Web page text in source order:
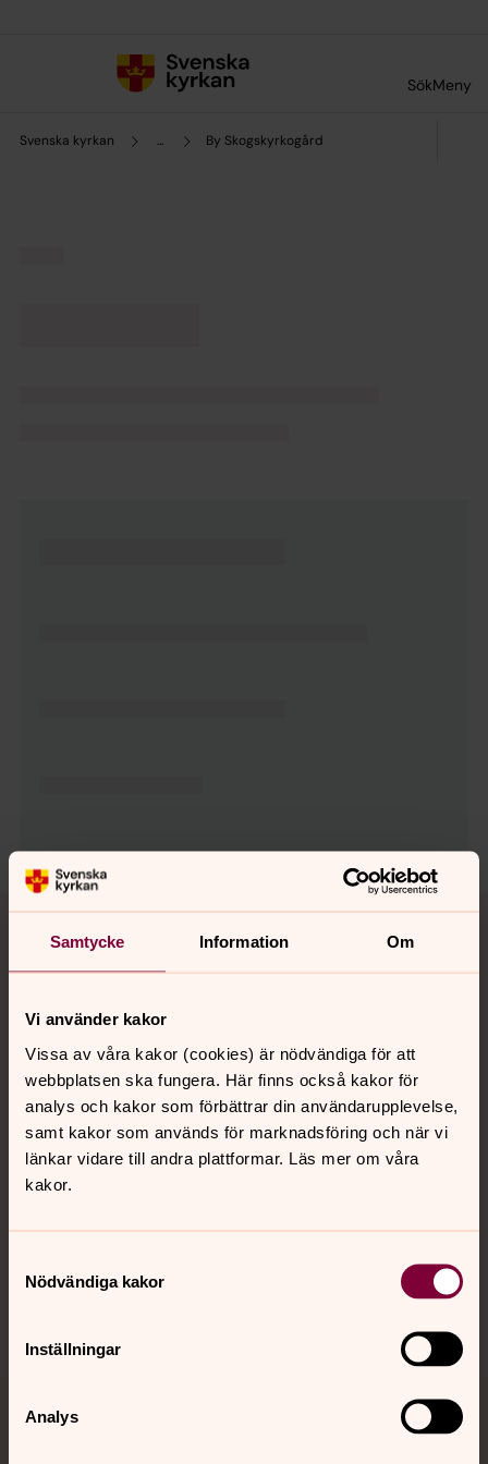
Samtycke Information Om
Vi använder kakor
Vissa av våra kakor (cookies) är nödvändiga för att
webbplatsen ska fungera. Här finns också kakor för
analys och kakor som förbättrar din användarupplevelse,
samt kakor som används för marknadsföring och när vi
länkar vidare till andra plattformar. Läs mer om våra
kakor.
Nödvändiga kakor
Inställningar
Analys
SökMeny
Svenska kyrkan ... By Skogskyrkogård
Tillbaka till toppen
Tillbaka till innehållet
Kontakt
Kalender
Hitta snabbt
Jourhavande präst